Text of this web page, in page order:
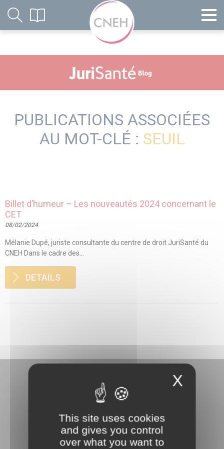
PUBLICATIONS ASSOCIÉES
AU MOT-CLÉ : SEUIL
Billet d’humeur – Les nouveautés 2024 concernant le
CET
08/02/2024
Mélanie Dupé, juriste consultante du centre de droit JuriSanté du
CNEH Dans le cadre des...
DETAILS
3 rue Danton
92240 Malakoff
X
This site uses cookies
and gives you control
over what you want to